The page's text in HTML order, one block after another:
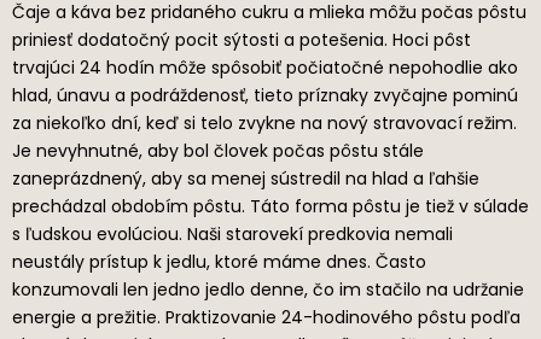
Čaje a káva bez pridaného cukru a mlieka môžu počas pôstu
priniesť dodatočný pocit sýtosti a potešenia. Hoci pôst
trvajúci 24 hodín môže spôsobiť počiatočné nepohodlie ako
hlad, únavu a podráždenosť, tieto príznaky zvyčajne pominú
za niekoľko dní, keď si telo zvykne na nový stravovací režim.
Je nevyhnutné, aby bol človek počas pôstu stále
zaneprázdnený, aby sa menej sústredil na hlad a ľahšie
prechádzal obdobím pôstu. Táto forma pôstu je tiež v súlade
s ľudskou evolúciou. Naši starovekí predkovia nemali
neustály prístup k jedlu, ktoré máme dnes. Často
konzumovali len jedno jedlo denne, čo im stačilo na udržanie
energie a prežitie. Praktizovanie 24-hodinového pôstu podľa